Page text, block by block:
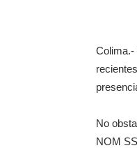
Colima.-
No
NOM